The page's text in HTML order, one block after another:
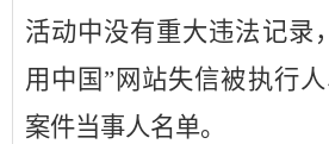
活动中没有重大违法记录
用中国”网站失信被执行
案件当事人名单。